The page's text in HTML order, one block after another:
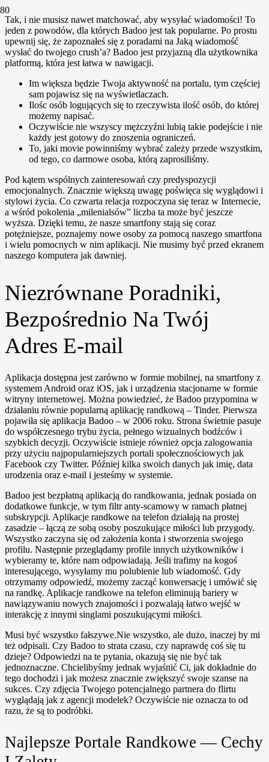
Tak, i nie musisz nawet matchować, aby wysyłać wiadomości! To
jeden z powodów, dla których Badoo jest tak popularne. Po prostu
upewnij się, że zapoznałeś się z poradami na Jaką wiadomość
wysłać do twojego crush’a? Badoo jest przyjazną dla użytkownika
platformą, która jest łatwa w nawigacji.
Im większa będzie Twoja aktywność na portalu, tym częściej
sam pojawisz się na wyświetlaczach.
Ilośc osób logujących się to rzeczywista ilość osób, do której
możemy napisać.
Oczywiście nie wszyscy mężczyźni lubią takie podejście i nie
każdy jest gotowy do znoszenia ograniczeń.
To, jaki movie powinniśmy wybrać zależy przede wszystkim,
od tego, co darmowe osoba, którą zaprosiliśmy.
Pod kątem wspólnych zainteresowań czy predyspozycji
emocjonalnych. Znacznie większą uwagę poświęca się wyglądowi i
stylowi życia. Co czwarta relacja rozpoczyna się teraz w Internecie,
a wśród pokolenia „milenialsów” liczba ta może być jeszcze
wyższa. Dzięki temu, że nasze smartfony stają się coraz
potężniejsze, poznajemy nowe osoby za pomocą naszego smartfona
i wielu pomocnych w nim aplikacji. Nie musimy być przed ekranem
naszego komputera jak dawniej.
Niezrównane Poradniki,
Bezpośrednio Na Twój
Adres E-mail
Aplikacja dostępna jest zarówno w formie mobilnej, na smartfony z
systemem Android oraz iOS, jak i urządzenia stacjonarne w formie
witryny internetowej. Można powiedzieć, że Badoo przypomina w
działaniu równie popularną aplikację randkową – Tinder. Pierwsza
pojawiła się aplikacja Badoo – w 2006 roku. Strona świetnie pasuje
do współczesnego trybu życia, pełnego wizualnych bodźców i
szybkich decyzji. Oczywiście istnieje również opcja zalogowania
przy użyciu najpopularniejszych portali społecznościowych jak
Facebook czy Twitter. Później kilka swoich danych jak imię, data
urodzenia oraz e-mail i jesteśmy w systemie.
Badoo jest bezpłatną aplikacją do randkowania, jednak posiada on
dodatkowe funkcje, w tym filtr anty-scamowy w ramach płatnej
subskrypcji. Aplikacje randkowe na telefon działają na prostej
zasadzie – łączą ze sobą osoby poszukujące miłości lub przygody.
Wszystko zaczyna się od założenia konta i stworzenia swojego
profilu. Następnie przeglądamy profile innych użytkowników i
wybieramy te, które nam odpowiadają. Jeśli trafimy na kogoś
interesującego, wysyłamy mu polubienie lub wiadomość. Gdy
otrzymamy odpowiedź, możemy zacząć konwersację i umówić się
na randkę. Aplikacje randkowe na telefon eliminują bariery w
nawiązywaniu nowych znajomości i pozwalają łatwo wejść w
interakcję z innymi singlami poszukującymi miłości.
Musi być wszystko fałszywe.Nie wszystko, ale dużo, inaczej by mi
też odpisali. Czy Badoo to strata czasu, czy naprawdę coś się tu
dzieje? Odpowiedzi na te pytania, okazują się nie być tak
jednoznaczne. Chcielibyśmy jednak wyjaśnić Ci, jak dokładnie do
tego dochodzi i jak możesz znacznie zwiększyć swoje szanse na
sukces. Czy zdjęcia Twojego potencjalnego partnera do flirtu
wyglądają jak z agencji modelek? Oczywiście nie oznacza to od
razu, że są to podróbki.
Najlepsze Portale Randkowe — Cechy